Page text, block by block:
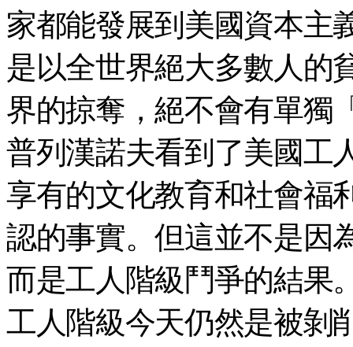
家都能發展到美國資本主
是以全世界絕大多數人的
界的掠奪，絕不會有單獨
普列漢諾夫看到了美國工
享有的文化教育和社會福
認的事實。但這並不是因
而是工人階級鬥爭的結果
工人階級今天仍然是被剝